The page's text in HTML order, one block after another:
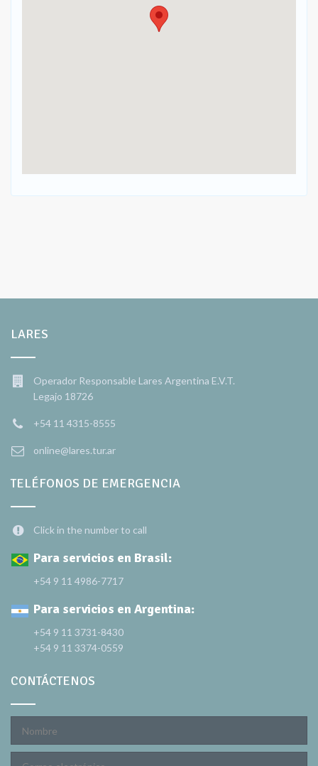
LARES
Operador Responsable Lares Argentina E.V.T.
Legajo 18726
+54 11 4315-8555
online@lares.tur.ar
TELÉFONOS DE EMERGENCIA
Click in the number to call
Para servicios en Brasil:
+54 9 11 4986-7717
Para servicios en Argentina:
+54 9 11 3731-8430
+54 9 11 3374-0559
CONTÁCTENOS